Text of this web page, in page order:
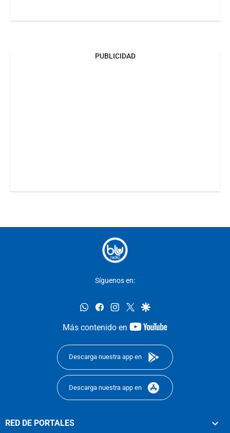
PUBLICIDAD
Síguenos en:
whatsappfacebookinstagram
twittergoogle
Más contenido en
youtube-
Descarga nuestra app en
Descarga nuestra app en
RED DE PORTALES